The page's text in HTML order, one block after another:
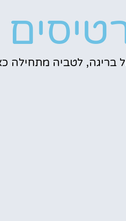
בריגה, לטביה מתחילה